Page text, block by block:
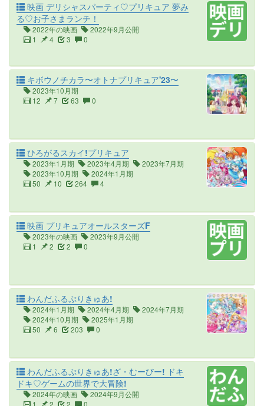
映画 デリシャスパーティ♡プリキュア 夢み
る♡お子さまランチ！
2022年の映画
2022年9月公開
1
4 3 0
キボウノチカラ〜オトナプリキュア'23〜
2023年10月期
12
7 63 0
ひろがるスカイ!プリキュア
2023年1月期 2023年4月期
2023年7月期
2023年10月期
2024年1月期
50
10 264 4
映画 プリキュアオールスターズF
2023年の映画
2023年9月公開
1
2 2 0
わんだふるぷりきゅあ!
2024年1月期 2024年4月期
2024年7月期
2024年10月期
2025年1月期
50
6 203 0
わんだふるぷりきゅあ!ざ・むーびー! ドキ
ドキ♡ゲームの世界で大冒険!
2024年の映画
2024年9月公開